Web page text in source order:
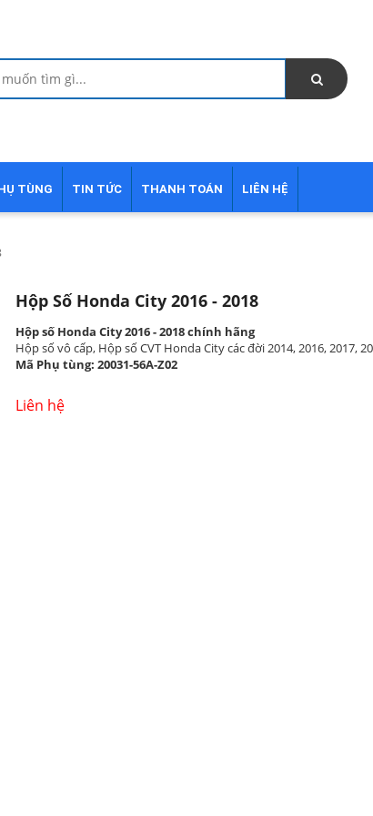
TÙNG TIN TỨC THANH TOÁN LIÊN HỆ
Hộp Số Honda City 2016 - 2018
Hộp số Honda City 2016 - 2018 chính hãng
Hộp số vô cấp, Hộp số CVT Honda City các đời 2014, 2016, 2017,
Mã Phụ tùng: 20031-56A-Z02
Liên hệ